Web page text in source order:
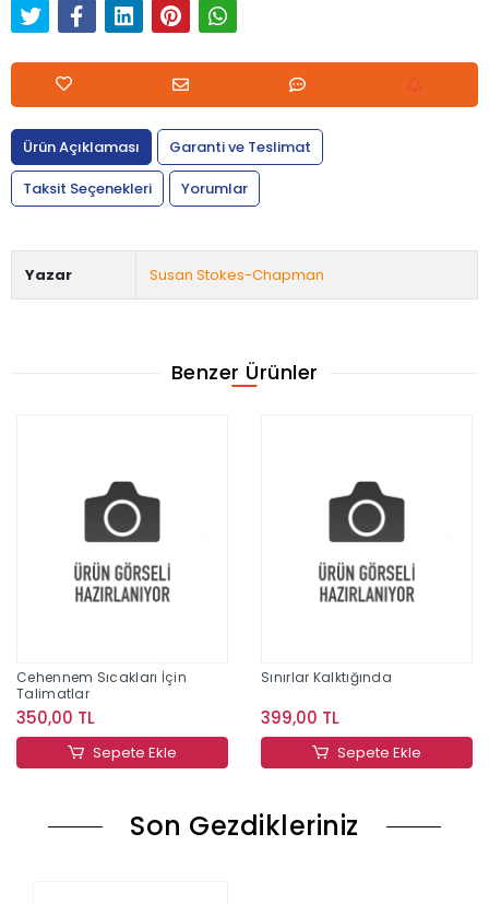
Ürün Açıklaması
Garanti ve Teslimat
Taksit Seçenekleri
Yorumlar
Yazar Susan Stokes-Chapman
Benzer Ürünler
Cehennem Sıcakları İçin
Talimatlar
350,00 TL
Sepete Ekle
Sınırlar Kalktığında
399,00 TL
Sepete Ekle
Son Gezdikleriniz